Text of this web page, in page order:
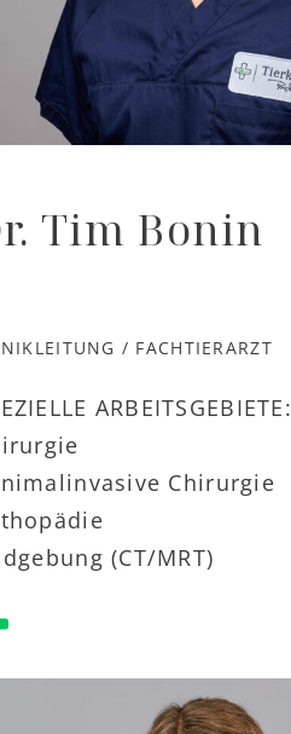
Tim Bonin
/ FACHTIERARZT
ARBEITSGEBIETE:
Chirurgie
(CT/MRT)